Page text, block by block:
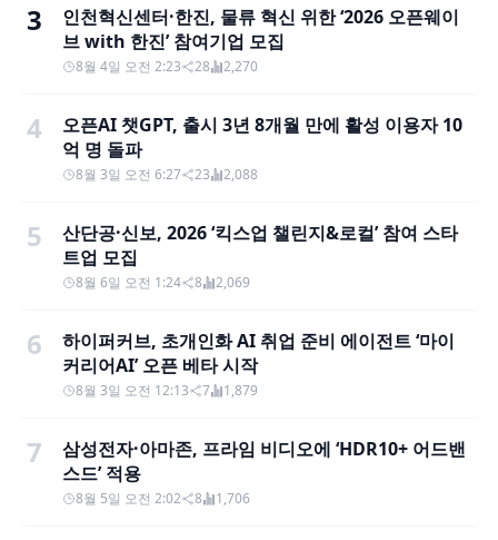
3
인천혁신센터·한진, 물류 혁신 위한 ‘2026 오픈웨이
브 with 한진’ 참여기업 모집
8월 4일 오전 2:23 28 2,270
4
오픈AI 챗GPT, 출시 3년 8개월 만에 활성 이용자 10
억 명 돌파
8월 3일 오전 6:27 23 2,088
5
산단공·신보, 2026 ‘킥스업 챌린지&로컬’ 참여 스타
트업 모집
8월 6일 오전 1:24 8 2,069
6
하이퍼커브, 초개인화 AI 취업 준비 에이전트 ‘마이
커리어AI’ 오픈 베타 시작
8월 3일 오전 12:13 7 1,879
7
삼성전자·아마존, 프라임 비디오에 ‘HDR10+ 어드밴
스드’ 적용
8월 5일 오전 2:02 8 1,706